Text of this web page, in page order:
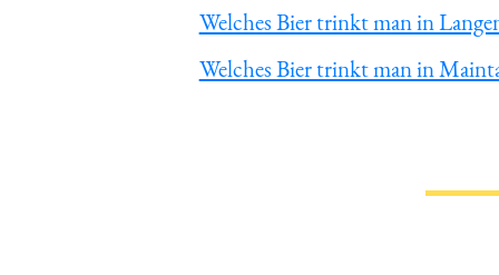
Welches Bier trinkt man in
Welches Bier trinkt man in